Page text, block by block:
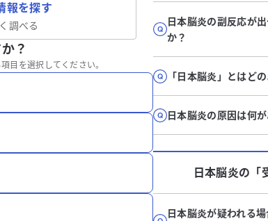
報を探す
調べる
？
目を選択してください。
日本脳炎の副反応が
か？
「日本脳炎」とはど
日本脳炎の原因は何
日本脳炎の「
日本脳炎が疑われる